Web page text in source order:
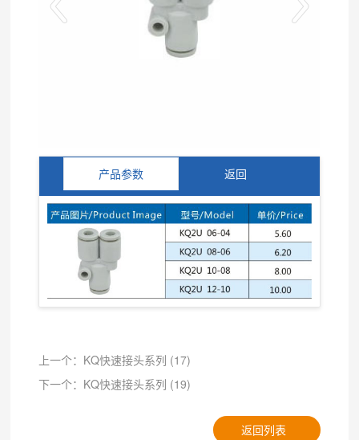
产品参数 返回
上一个：KQ快速接头系列 (17)
下一个：KQ快速接头系列 (19)
返回列表